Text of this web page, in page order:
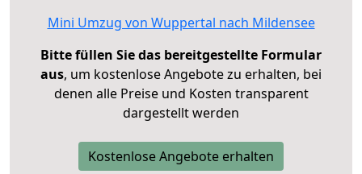
Mini Umzug von Wuppertal nach Mildensee
Bitte füllen Sie das bereitgestellte Formular
aus, um kostenlose Angebote zu erhalten, bei
denen alle Preise und Kosten transparent
dargestellt werden
Kostenlose Angebote erhalten